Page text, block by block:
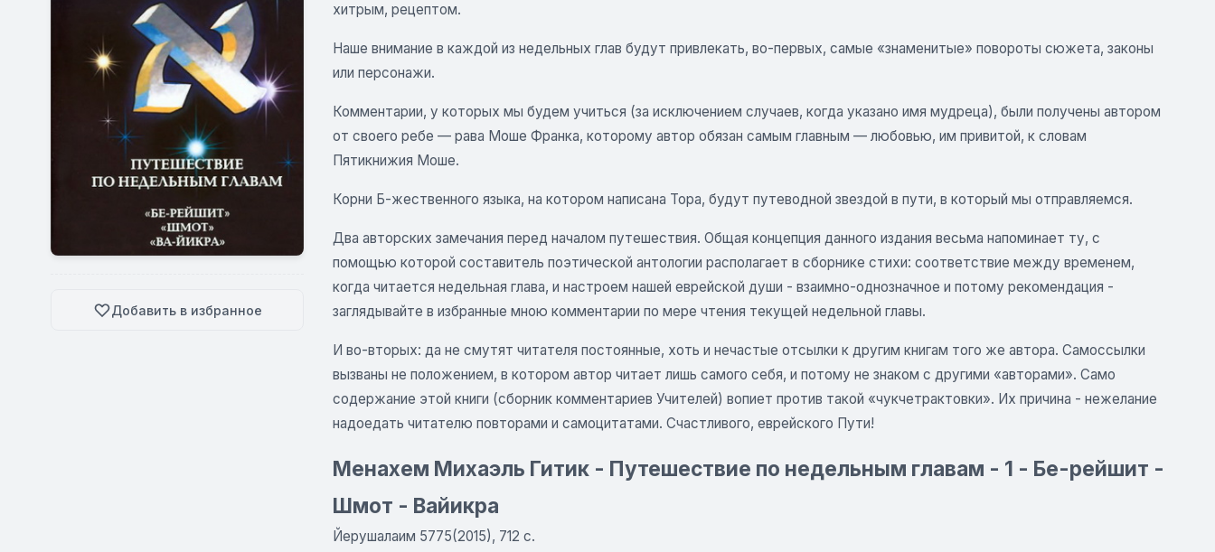
Добавить в избранное
хитрым, рецептом.
Наше внимание в каждой из недельных глав будут привлекать, во-первых, самые «знаменитые» повороты сюжета, законы
или персонажи.
Комментарии, у которых мы будем учиться (за исключением случаев, когда указано имя мудреца), были получены автором
от своего ребе — рава Моше Франка, которому автор обязан самым главным — любовью, им привитой, к словам
Пятикнижия Моше.
Корни Б-жественного языка, на котором написана Тора, будут путеводной звездой в пути, в который мы отправляемся.
Два авторских замечания перед началом путешествия. Общая концепция данного издания весьма напоминает ту, с
помощью которой составитель поэтической антологии располагает в сборнике стихи: соответствие между временем,
когда читается недельная глава, и настроем нашей еврейской души - взаимно-однозначное и потому рекомендация -
заглядывайте в избранные мною комментарии по мере чтения текущей недельной главы.
И во-вторых: да не смутят читателя постоянные, хоть и нечастые отсылки к другим книгам того же автора. Самоссылки
вызваны не положением, в котором автор читает лишь самого себя, и потому не знаком с другими «авторами». Само
содержание этой книги (сборник комментариев Учителей) вопиет против такой «чукчетрактовки». Их причина - нежелание
надоедать читателю повторами и самоцитатами. Счастливого, еврейского Пути!
Менахем Михаэль Гитик - Путешествие по недельным главам - 1 - Бе-рейшит -
Шмот - Вайикра
Йерушалаим 5775(2015), 712 с.